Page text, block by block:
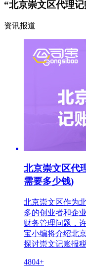
“北京崇文区代理
资讯报道
北京崇文区代
需要多少钱)
北京崇文区作为
多的创业者和企
财务管理问题，
宝小编将介绍北
探讨崇文记账报
4804+